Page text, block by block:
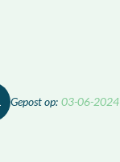
03-06-2024